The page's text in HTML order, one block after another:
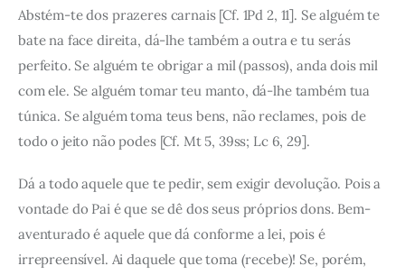
Abstém-te dos prazeres carnais [Cf. 1Pd 2, 11]. Se alguém te
bate na face direita, dá-lhe também a outra e tu serás
perfeito. Se alguém te obrigar a mil (passos), anda dois mil
com ele. Se alguém tomar teu manto, dá-lhe também tua
túnica. Se alguém toma teus bens, não reclames, pois de
todo o jeito não podes [Cf. Mt 5, 39ss; Lc 6, 29].
Dá a todo aquele que te pedir, sem exigir devolução. Pois a
vontade do Pai é que se dê dos seus próprios dons. Bem-
aventurado é aquele que dá conforme a lei, pois é
irrepreensível. Ai daquele que toma (recebe)! Se, porém,